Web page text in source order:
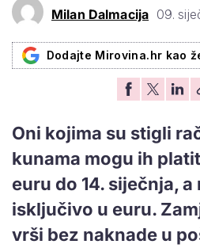
Milan Dalmacija 09.
Dodajte Mirovina.hr kao
Oni kojima su stigli
kunama mogu ih
euru do 14. siječnja,
isključivo u euru.
vrši bez naknade u